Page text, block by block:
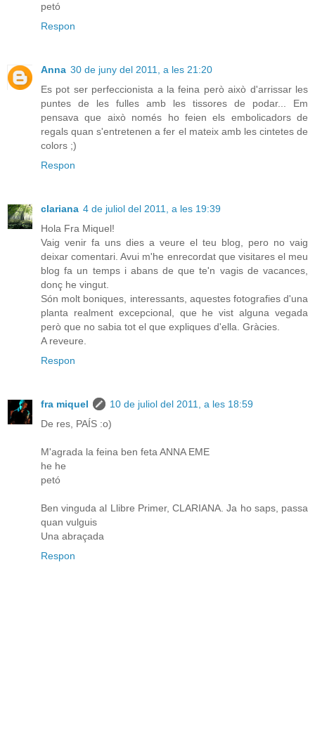
petó
Respon
Anna 30 de juny del 2011, a les 21:20
Es pot ser perfeccionista a la feina però això d'arrissar les
puntes de les fulles amb les tissores de podar... Em
pensava que això només ho feien els embolicadors de
regals quan s'entretenen a fer el mateix amb les cintetes de
colors ;)
Respon
clariana 4 de juliol del 2011, a les 19:39
Hola Fra Miquel!
Vaig venir fa uns dies a veure el teu blog, pero no vaig
deixar comentari. Avui m'he enrecordat que visitares el meu
blog fa un temps i abans de que te'n vagis de vacances,
donç he vingut.
Són molt boniques, interessants, aquestes fotografies d'una
planta realment excepcional, que he vist alguna vegada
però que no sabia tot el que expliques d'ella. Gràcies.
A reveure.
Respon
fra miquel
10 de juliol del 2011, a les 18:59
De res, PAÍS :o)
M'agrada la feina ben feta ANNA EME
he he
petó
Ben vinguda al Llibre Primer, CLARIANA. Ja ho saps, passa
quan vulguis
Una abraçada
Respon